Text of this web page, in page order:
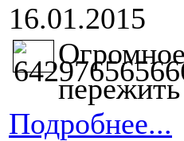
16.01.2015
Подробнее...